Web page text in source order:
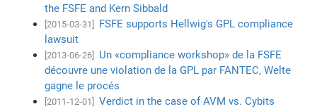
the FSFE and Kern Sibbald
[2015-03-31]
FSFE supports Hellwig's GPL compliance
lawsuit
[2013-06-26]
Un «compliance workshop» de la FSFE
découvre une violation de la GPL par FANTEC, Welte
gagne le procés
[2011-12-01]
Verdict in the case of AVM vs. Cybits